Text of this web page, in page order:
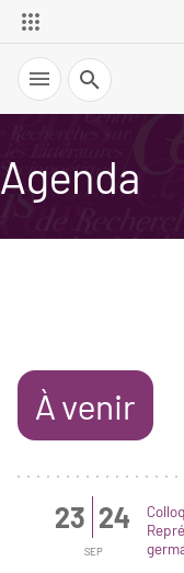
Recherche
Agenda
À venir
23
SEP
24